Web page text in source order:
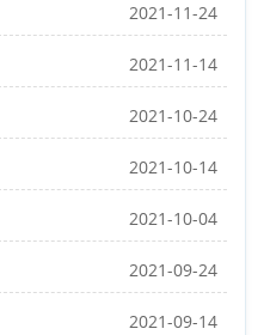
2021-11-24
2021-11-14
2021-10-24
2021-10-14
2021-10-04
2021-09-24
2021-09-14